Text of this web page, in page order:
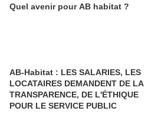
Quel avenir pour AB habitat ?
AB-Habitat : LES SALARIES, LES
LOCATAIRES DEMANDENT DE LA
TRANSPARENCE, DE L'ÉTHIQUE
POUR LE SERVICE PUBLIC